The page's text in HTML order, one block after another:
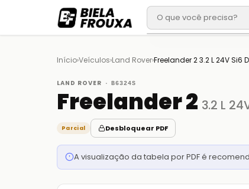
Início›Veículos›Land Rover›Freelander 2 3.2 L 24V Si6
LAND ROVER · B6324S
Freelander 2 3.2 L
Parcial Desbloquear PDF
A visualização da tabela por PDF é